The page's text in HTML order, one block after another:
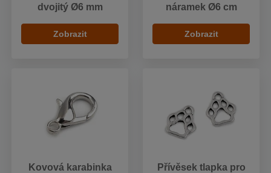
dvojitý Ø6 mm
Zobrazit
náramek Ø6 cm
Zobrazit
Kovová karabinka
Přívěsek tlapka pro